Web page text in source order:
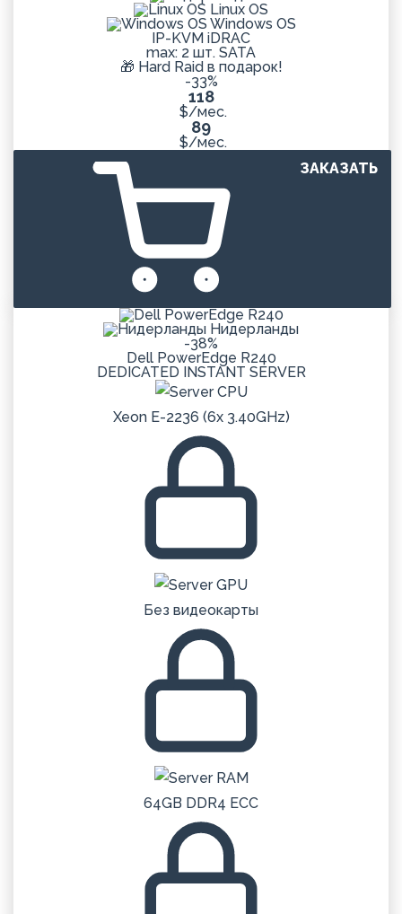
Linux OS
Windows OS
IP-KVM iDRAC
max: 2 шт. SATA
🎁 Hard Raid в подарок!
-33%
118
$/мес.
89
$/мес.
ЗАКАЗАТЬ
Нидерланды
-38%
Dell PowerEdge R240
DEDICATED INSTANT SERVER
Xeon E-2236 (6x 3.40GHz)
Без видеокарты
64GB DDR4 ECC